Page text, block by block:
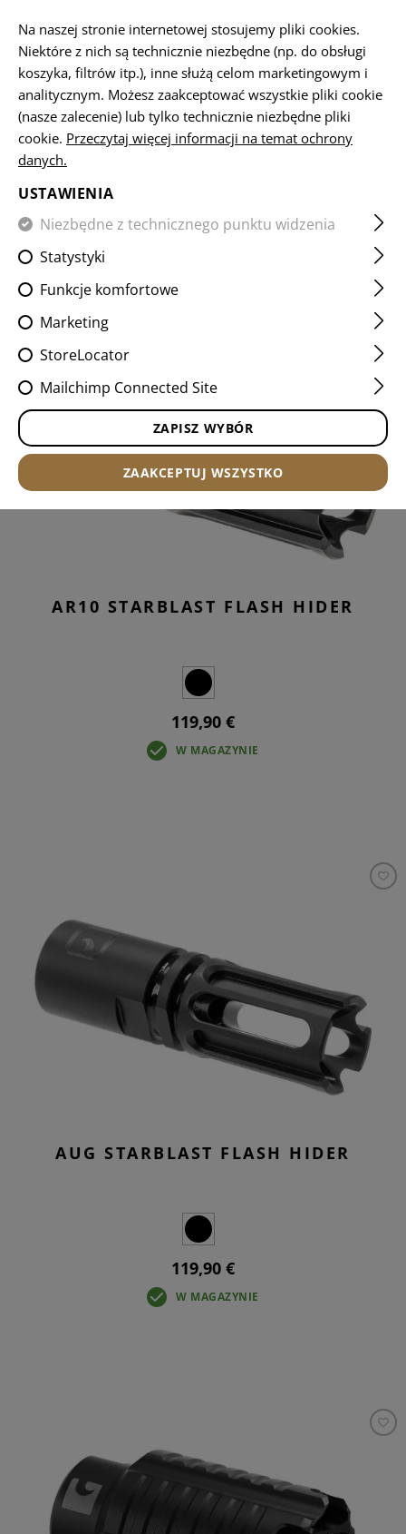
URZĄDZENIA WYLOTOWE
STRONA GŁÓWNA BROŃ PALNA I AKCESORIA
Tłumiki Hamulec Wylotowy
FILTR
AR10 STARBLAST FLASH HIDER
119,90 €
W MAGAZYNIE
AUG STARBLAST FLASH HIDER
119,90 €
W MAGAZYNIE
Na naszej stronie internetowej stosujemy pliki cookies.
Niektóre z nich są technicznie niezbędne (np. do obsługi
koszyka, filtrów itp.), inne służą celom marketingowym i
analitycznym. Możesz zaakceptować wszystkie pliki cookie
(nasze zalecenie) lub tylko technicznie niezbędne pliki
cookie. Przeczytaj więcej informacji na temat ochrony
danych.
USTAWIENIA
Niezbędne z technicznego punktu widzenia
Statystyki
Funkcje komfortowe
Marketing
StoreLocator
Mailchimp Connected Site
ZAPISZ WYBÓR
ZAAKCEPTUJ WSZYSTKO